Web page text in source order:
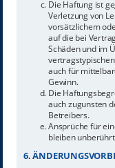
Die Haftung ist
Verletzung von
vorsätzlichem
auf die bei
Schäden und im
auch für
Gewinn.
Die
auch zugunsten
Betreibers.
Ansprüche für
bleiben
6.